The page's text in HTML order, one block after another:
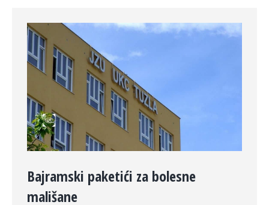
Bajramski paketići za bolesne
mališane